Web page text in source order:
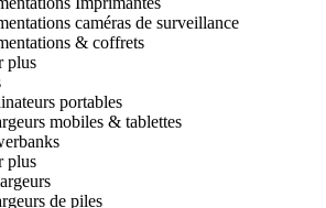
caméras de surveillance
& coffrets
plus
portables
mobiles & tablettes
plus
de piles